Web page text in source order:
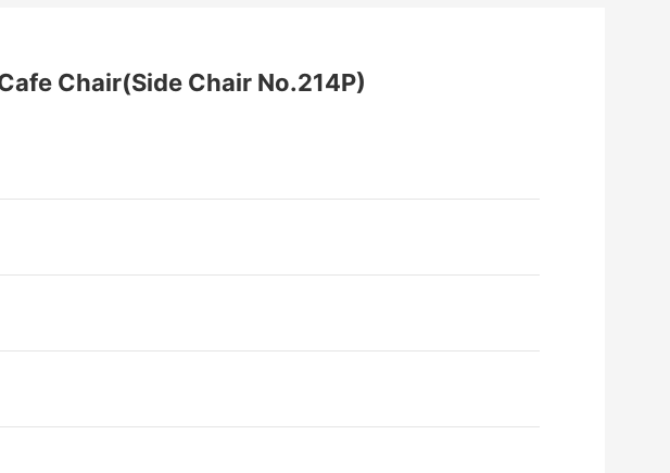
Chair(Side Chair No.214P)